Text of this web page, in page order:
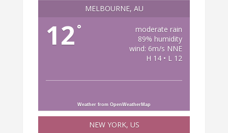
MELBOURNE, AU
12 °
moderate rain
89% humidity
wind: 6m/s NNE
H 14 • L 12
Weather from OpenWeatherMap
NEW YORK, US